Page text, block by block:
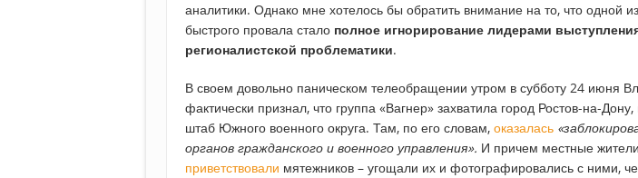
аналитики. Однако мне хотелось бы обратить внимание на то, что одной
быстрого провала стало полное игнорирование лидерами
регионалистской проблематики.
В своем довольно паническом телеобращении утром в субботу 24 июня
фактически признал, что группа «Вагнер» захватила город Ростов-на-Дону,
штаб Южного военного округа. Там, по его словам, оказалась
органов гражданского и военного управления». И причем местные
приветствовали мятежников – угощали их и фотографировались с ними,